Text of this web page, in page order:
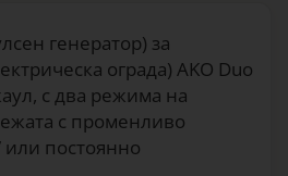
генератор) за
ограда) AKO Duo
с два режима на
с променливо
постоянно